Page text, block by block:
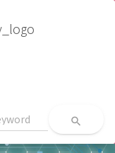
search